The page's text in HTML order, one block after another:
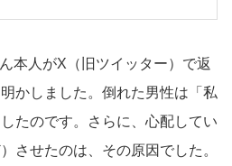
本人がX（旧ツイッター）で返
かしました。倒れた男性は「私
たのです。さらに、心配してい
させたのは、その原因でした。